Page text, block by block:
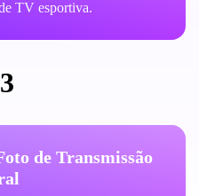
TV esportiva.
de Transmissão